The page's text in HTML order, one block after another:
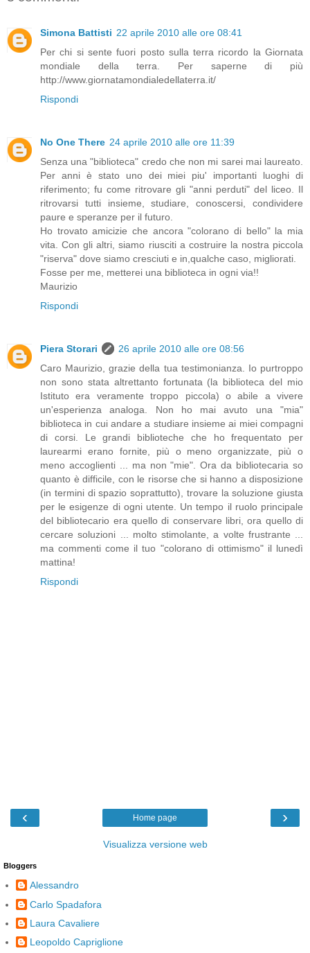
Simona Battisti 22 aprile 2010 alle ore 08:41
Per chi si sente fuori posto sulla terra ricordo la Giornata
mondiale della terra. Per saperne di più
http://www.giornatamondialedellaterra.it/
Rispondi
No One There 24 aprile 2010 alle ore 11:39
Senza una "biblioteca" credo che non mi sarei mai laureato.
Per anni è stato uno dei miei piu' importanti luoghi di
riferimento; fu come ritrovare gli "anni perduti" del liceo. Il
ritrovarsi tutti insieme, studiare, conoscersi, condividere
paure e speranze per il futuro.
Ho trovato amicizie che ancora "colorano di bello" la mia
vita. Con gli altri, siamo riusciti a costruire la nostra piccola
"riserva" dove siamo cresciuti e in,qualche caso, migliorati.
Fosse per me, metterei una biblioteca in ogni via!!
Maurizio
Rispondi
Piera Storari
26 aprile 2010 alle ore 08:56
Caro Maurizio, grazie della tua testimonianza. Io purtroppo
non sono stata altrettanto fortunata (la biblioteca del mio
Istituto era veramente troppo piccola) o abile a vivere
un'esperienza analoga. Non ho mai avuto una "mia"
biblioteca in cui andare a studiare insieme ai miei compagni
di corsi. Le grandi biblioteche che ho frequentato per
laurearmi erano fornite, più o meno organizzate, più o
meno accoglienti ... ma non "mie". Ora da bibliotecaria so
quanto è difficile, con le risorse che si hanno a disposizione
(in termini di spazio soprattutto), trovare la soluzione giusta
per le esigenze di ogni utente. Un tempo il ruolo principale
del bibliotecario era quello di conservare libri, ora quello di
cercare soluzioni ... molto stimolante, a volte frustrante ...
ma commenti come il tuo "colorano di ottimismo" il lunedì
mattina!
Rispondi
‹ ›
Home page
Visualizza versione web
Bloggers
Alessandro
Carlo Spadafora
Laura Cavaliere
Leopoldo Capriglione